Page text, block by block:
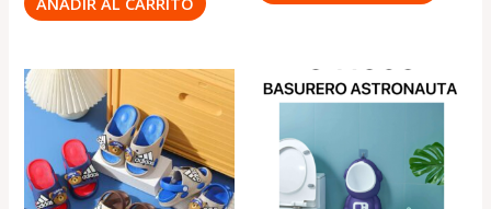
El
precio
original
era:
.
₡2,650
actual
es:
.
₡2,150
El
precio
.
₡6,350
El
precio
₡4,250